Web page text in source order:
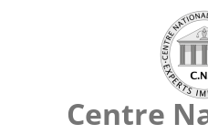
Centre